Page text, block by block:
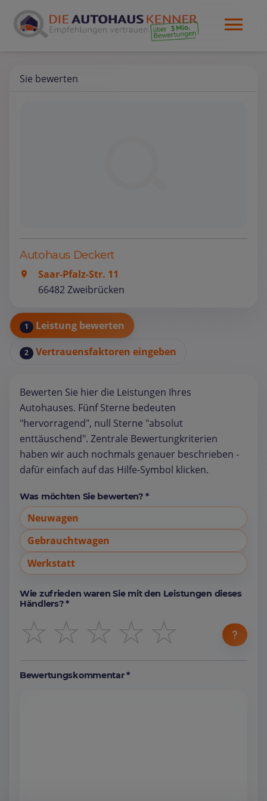
Sie bewerten
Autohaus Deckert
Saar-Pfalz-Str. 11
66482 Zweibrücken
1 Leistung bewerten
2 Vertrauensfaktoren eingeben
Bewerten Sie hier die Leistungen Ihres
Autohauses. Fünf Sterne bedeuten
"hervorragend", null Sterne "absolut
enttäuschend". Zentrale Bewertungkriterien
haben wir auch nochmals genauer beschrieben -
dafür einfach auf das Hilfe-Symbol klicken.
Was möchten Sie bewerten? *
Neuwagen
Gebrauchtwagen
Werkstatt
Wie zufrieden waren Sie mit den Leistungen dieses
Händlers? *
☆
☆
☆
☆
☆
Bewertungskommentar *